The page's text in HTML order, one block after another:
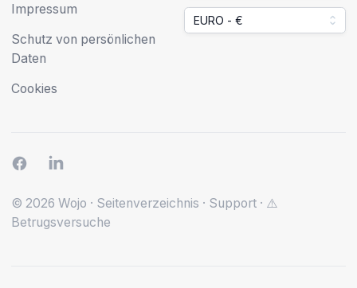
Impressum
Schutz von persönlichen
Daten
Cookies
EURO - €
© 2026 Wojo · Seitenverzeichnis · Support · ⚠️
Betrugsversuche